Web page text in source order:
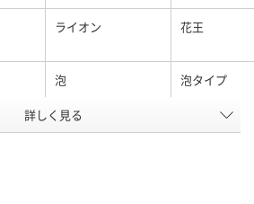
ライオン 花王
泡 泡タイプ
弱アルカリ性
詳しく見る